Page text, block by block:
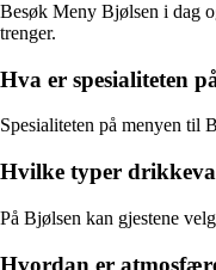
Besøk Meny Bjølsen i dag
trenger.
Hva er spesialiteten
Spesialiteten på menyen til
Hvilke typer
På Bjølsen kan gjestene
Hvordan er